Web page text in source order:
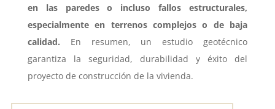
en las paredes o incluso fallos estructurales,
especialmente en terrenos complejos o de baja
calidad. En resumen, un estudio geotécnico
garantiza la seguridad, durabilidad y éxito del
proyecto de construcción de la vivienda.